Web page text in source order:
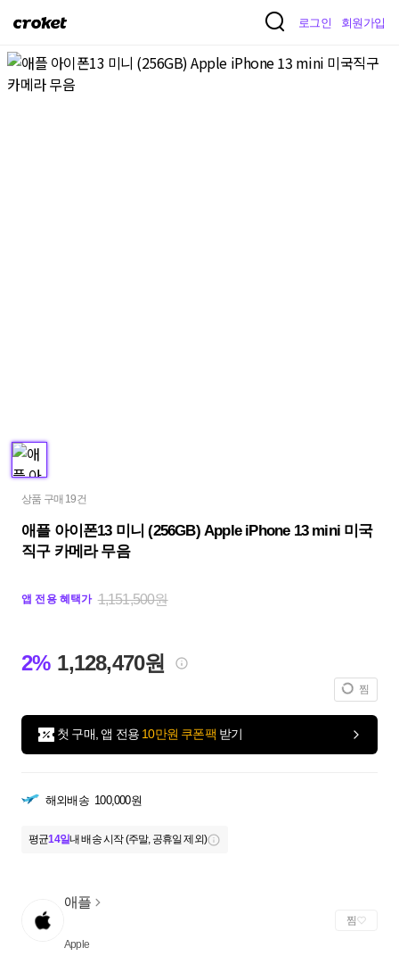
크
켓
로그인 회원가입
상품 구매 19건
애플 아이폰13 미니 (256GB) Apple iPhone 13 mini 미국
직구 카메라 무음
앱 전용 혜택가 1,151,500원
2% 1,128,470원
찜
첫 구매, 앱 전용 10만원 쿠폰팩 받기
해외배송 100,000원
평균14일내 배송 시작 (주말, 공휴일 제외)
애플
Apple
찜